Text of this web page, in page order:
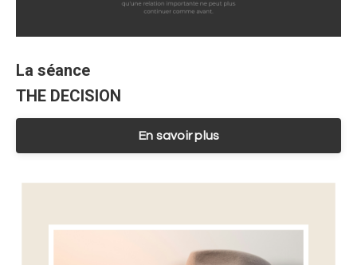
La séance
THE DECISION
En savoir plus